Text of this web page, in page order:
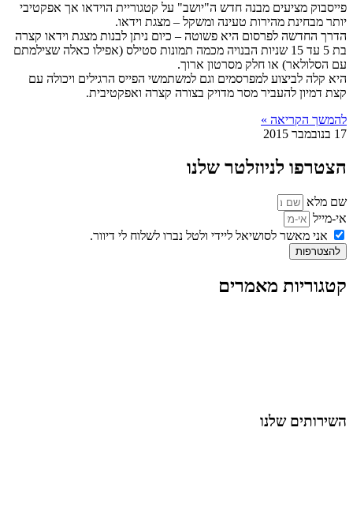
פייסבוק מציעים מבנה חדש ה"יושב" על קטגוריית הוידאו אך אפקטיבי
יותר מבחינת מהירות טעינה ומשקל – מצגת וידאו.
הדרך החדשה לפרסום היא פשוטה – כיום ניתן לבנות מצגת וידאו קצרה
בת 5 עד 15 שניות הבנויה מכמה תמונות סטילס (אפילו כאלה שצילמתם
עם הסלולאר) או חלק מסרטון ארוך.
היא קלה לביצוע למפרסמים וגם למשתמשי הפייס הרגילים ויכולה עם
קצת דמיון להעביר מסר מדויק בצורה קצרה ואפקטיבית.
להמשך הקריאה »
17 בנובמבר 2015
הצטרפו לניוזלטר שלנו
שם מלא
אי-מייל
אני מאשר לסושיאל ליידי ולטל נברו לשלוח לי דיוור.
להצטרפות
קטגוריות מאמרים
השירותים שלנו